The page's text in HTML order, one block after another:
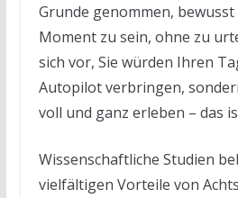
Grunde genommen,
Moment zu sein, ohne zu
sich vor, Sie würden Ihren
Autopilot verbringen,
voll und ganz erleben – das
Wissenschaftliche Studien
vielfältigen Vorteile von